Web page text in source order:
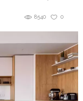
0
8540